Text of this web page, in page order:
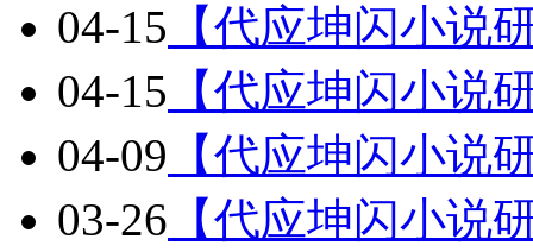
04-15 【代应坤闪小说
04-15 【代应坤闪小说
04-09 【代应坤闪小说
03-26 【代应坤闪小说